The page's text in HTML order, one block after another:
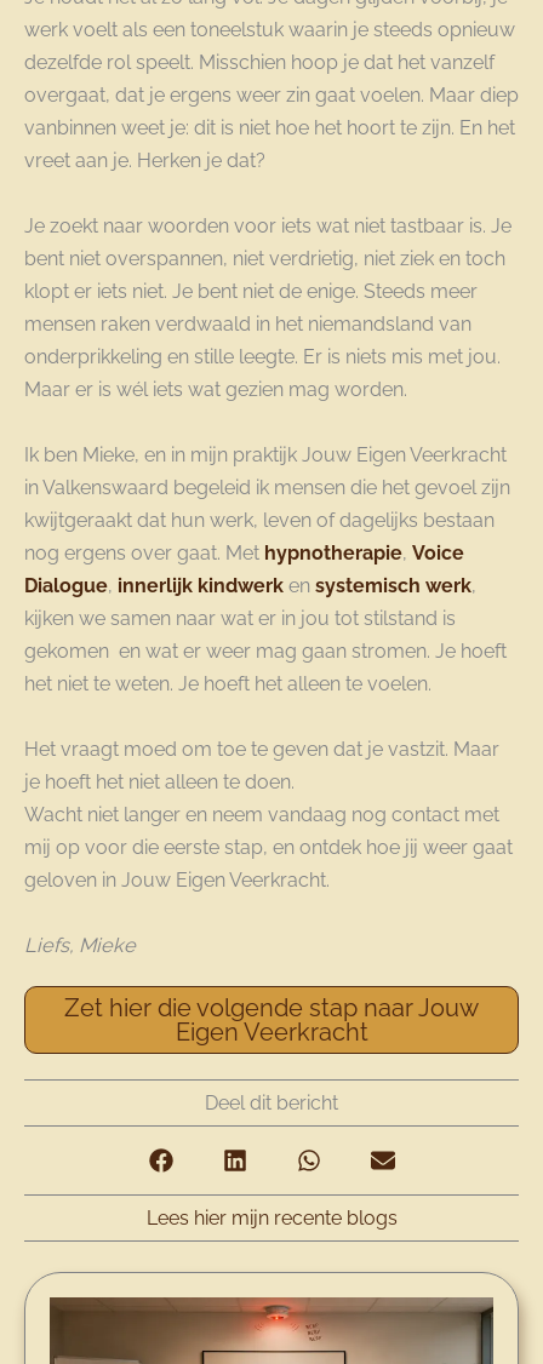
werk voelt als een toneelstuk waarin je steeds opnieuw
dezelfde rol speelt. Misschien hoop je dat het vanzelf
overgaat, dat je ergens weer zin gaat voelen. Maar diep
vanbinnen weet je: dit is niet hoe het hoort te zijn. En het
vreet aan je. Herken je dat?
Je zoekt naar woorden voor iets wat niet tastbaar is. Je
bent niet overspannen, niet verdrietig, niet ziek en toch
klopt er iets niet. Je bent niet de enige. Steeds meer
mensen raken verdwaald in het niemandsland van
onderprikkeling en stille leegte. Er is niets mis met jou.
Maar er is wél iets wat gezien mag worden.
Ik ben Mieke, en in mijn praktijk Jouw Eigen Veerkracht
in Valkenswaard begeleid ik mensen die het gevoel zijn
kwijtgeraakt dat hun werk, leven of dagelijks bestaan
nog ergens over gaat. Met hypnotherapie, Voice
Dialogue, innerlijk kindwerk en systemisch werk,
kijken we samen naar wat er in jou tot stilstand is
gekomen en wat er weer mag gaan stromen. Je hoeft
het niet te weten. Je hoeft het alleen te voelen.
Het vraagt moed om toe te geven dat je vastzit. Maar
je hoeft het niet alleen te doen.
Wacht niet langer en neem vandaag nog contact met
mij op voor die eerste stap, en ontdek hoe jij weer gaat
geloven in Jouw Eigen Veerkracht.
Liefs, Mieke
Zet hier die volgende stap naar Jouw
Eigen Veerkracht
Deel dit bericht
Lees hier mijn recente blogs